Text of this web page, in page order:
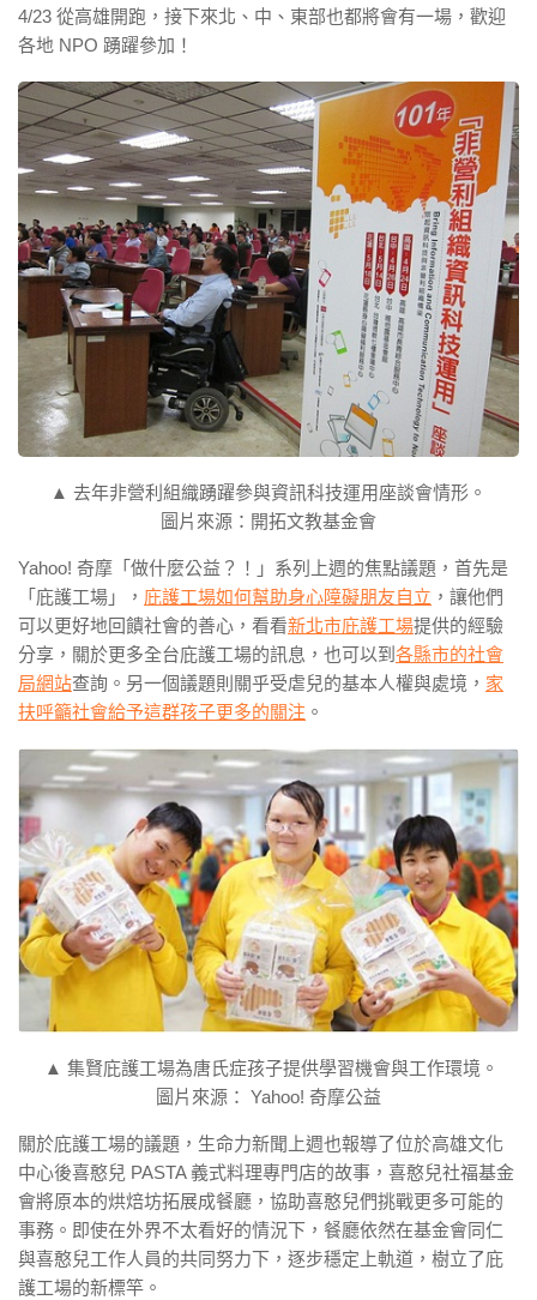
4/23 從高雄開跑，接下來北、中、東部也都將會有一場，歡迎
各地 NPO 踴躍參加！
▲ 去年非營利組織踴躍參與資訊科技運用座談會情形。
圖片來源：開拓文教基金會
Yahoo! 奇摩「做什麼公益？！」系列上週的焦點議題，首先是
「庇護工場」， 庇護工場如何幫助身心障礙朋友自立 ，讓他們
可以更好地回饋社會的善心，看看新北市庇護工場提供的經驗
分享，關於更多全台庇護工場的訊息，也可以到 各縣市的社會
局網站查詢。另一個議題則關乎受虐兒的基本人權與處境， 家
扶呼籲社會給予這群孩子更多的關注 。
▲ 集賢庇護工場為唐氏症孩子提供學習機會與工作環境。
圖片來源： Yahoo! 奇摩公益
關於庇護工場的議題，生命力新聞上週也報導了位於高雄文化
中心後喜憨兒 PASTA 義式料理專門店的故事，喜憨兒社福基金
會將原本的烘焙坊拓展成餐廳，協助喜憨兒們挑戰更多可能的
事務。即使在外界不太看好的情況下，餐廳依然在基金會同仁
與喜憨兒工作人員的共同努力下，逐步穩定上軌道，樹立了庇
護工場的新標竿。